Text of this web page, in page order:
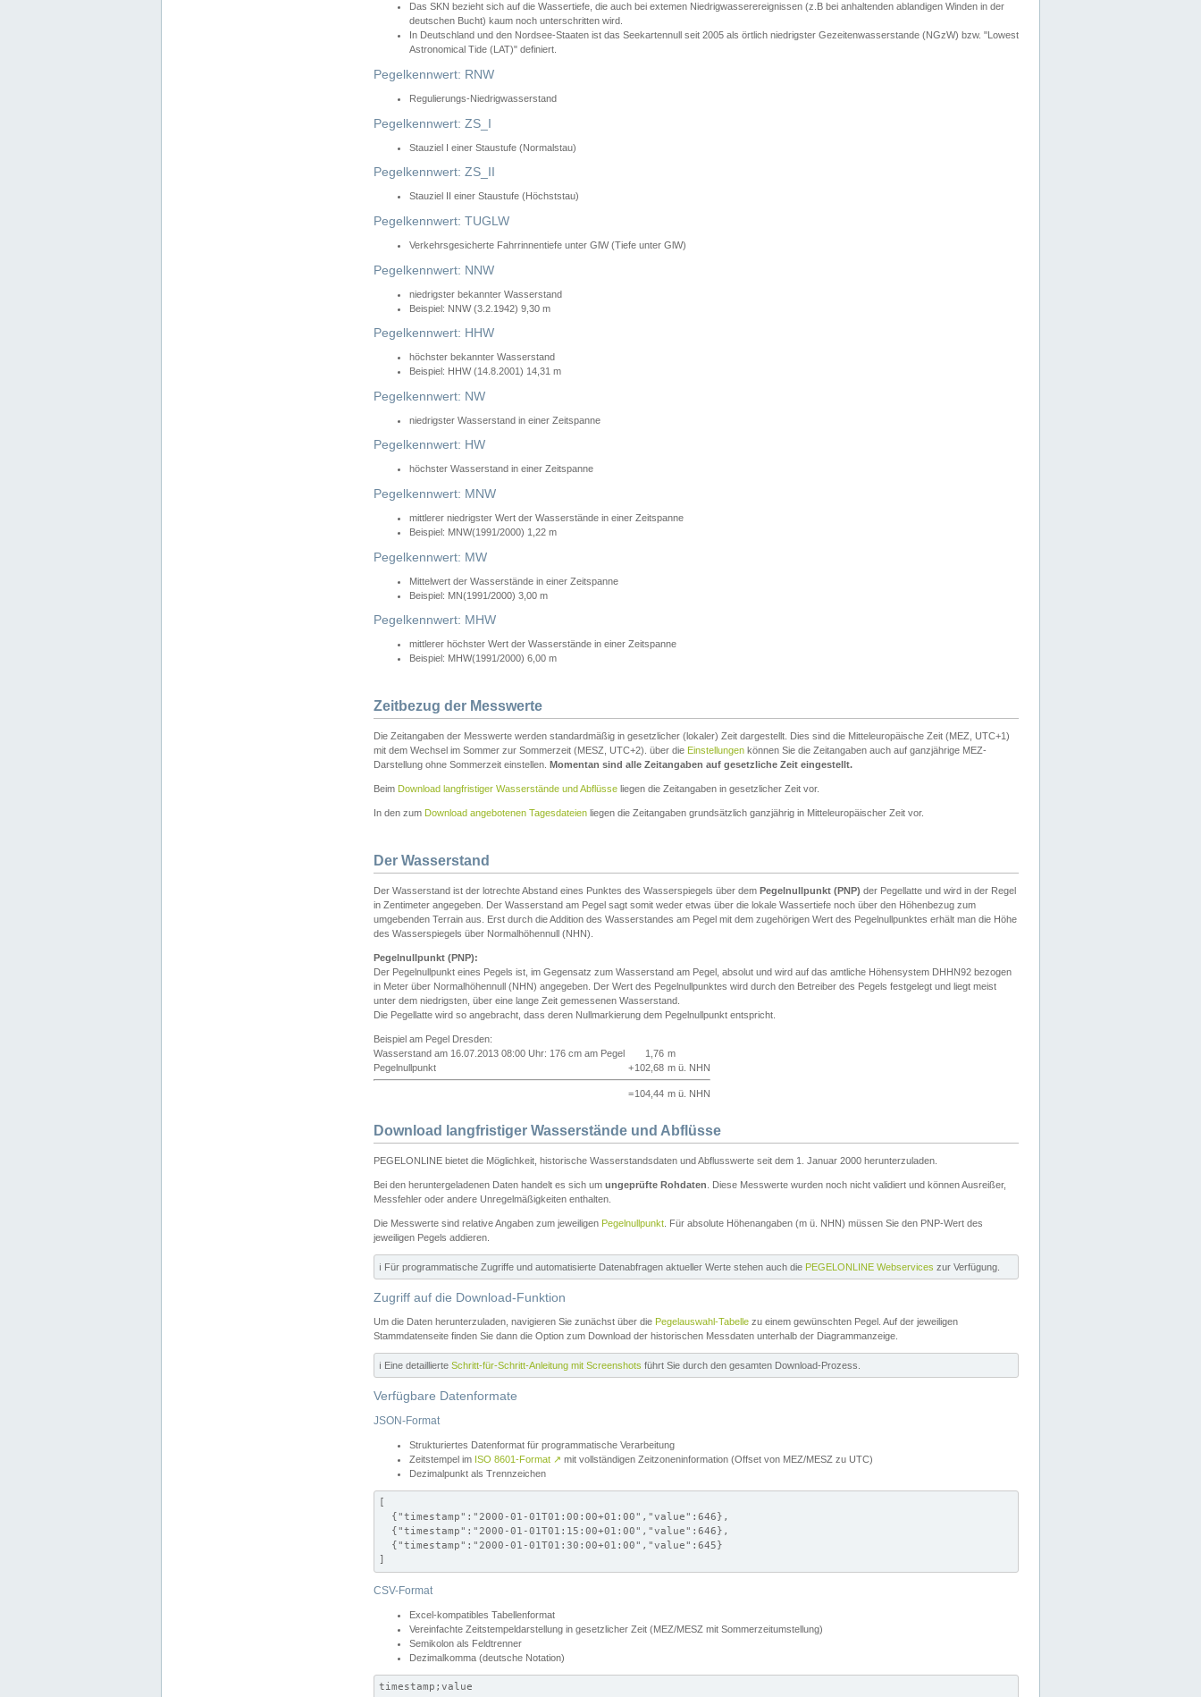
Das SKN bezieht sich auf die Wassertiefe, die auch bei extemen Niedrigwasserereignissen (z.B bei anhaltenden ablandigen Winden in der
deutschen Bucht) kaum noch unterschritten wird.
In Deutschland und den Nordsee-Staaten ist das Seekartennull seit 2005 als örtlich niedrigster Gezeitenwasserstande (NGzW) bzw. "Lowest
Astronomical Tide (LAT)" definiert.
Pegelkennwert: RNW
Regulierungs-Niedrigwasserstand
Pegelkennwert: ZS_I
Stauziel I einer Staustufe (Normalstau)
Pegelkennwert: ZS_II
Stauziel II einer Staustufe (Höchststau)
Pegelkennwert: TUGLW
Verkehrsgesicherte Fahrrinnentiefe unter GlW (Tiefe unter GlW)
Pegelkennwert: NNW
niedrigster bekannter Wasserstand
Beispiel: NNW (3.2.1942) 9,30 m
Pegelkennwert: HHW
höchster bekannter Wasserstand
Beispiel: HHW (14.8.2001) 14,31 m
Pegelkennwert: NW
niedrigster Wasserstand in einer Zeitspanne
Pegelkennwert: HW
höchster Wasserstand in einer Zeitspanne
Pegelkennwert: MNW
mittlerer niedrigster Wert der Wasserstände in einer Zeitspanne
Beispiel: MNW(1991/2000) 1,22 m
Pegelkennwert: MW
Mittelwert der Wasserstände in einer Zeitspanne
Beispiel: MN(1991/2000) 3,00 m
Pegelkennwert: MHW
mittlerer höchster Wert der Wasserstände in einer Zeitspanne
Beispiel: MHW(1991/2000) 6,00 m
Zeitbezug der Messwerte
Die Zeitangaben der Messwerte werden standardmäßig in gesetzlicher (lokaler) Zeit dargestellt. Dies sind die Mitteleuropäische Zeit (MEZ, UTC+1)
mit dem Wechsel im Sommer zur Sommerzeit (MESZ, UTC+2). über die Einstellungen können Sie die Zeitangaben auch auf ganzjährige MEZ-
Darstellung ohne Sommerzeit einstellen. Momentan sind alle Zeitangaben auf gesetzliche Zeit eingestellt.
Beim Download langfristiger Wasserstände und Abflüsse liegen die Zeitangaben in gesetzlicher Zeit vor.
In den zum Download angebotenen Tagesdateien liegen die Zeitangaben grundsätzlich ganzjährig in Mitteleuropäischer Zeit vor.
Der Wasserstand
Der Wasserstand ist der lotrechte Abstand eines Punktes des Wasserspiegels über dem Pegelnullpunkt (PNP) der Pegellatte und wird in der Regel
in Zentimeter angegeben. Der Wasserstand am Pegel sagt somit weder etwas über die lokale Wassertiefe noch über den Höhenbezug zum
umgebenden Terrain aus. Erst durch die Addition des Wasserstandes am Pegel mit dem zugehörigen Wert des Pegelnullpunktes erhält man die Höhe
des Wasserspiegels über Normalhöhennull (NHN).
Pegelnullpunkt (PNP):
Der Pegelnullpunkt eines Pegels ist, im Gegensatz zum Wasserstand am Pegel, absolut und wird auf das amtliche Höhensystem DHHN92 bezogen
in Meter über Normalhöhennull (NHN) angegeben. Der Wert des Pegelnullpunktes wird durch den Betreiber des Pegels festgelegt und liegt meist
unter dem niedrigsten, über eine lange Zeit gemessenen Wasserstand.
Die Pegellatte wird so angebracht, dass deren Nullmarkierung dem Pegelnullpunkt entspricht.
Beispiel am Pegel Dresden:
Wasserstand am 16.07.2013 08:00 Uhr: 176 cm am Pegel
1,76 m
Pegelnullpunkt
+102,68 m ü. NHN
=104,44 m ü. NHN
Download langfristiger Wasserstände und Abflüsse
PEGELONLINE bietet die Möglichkeit, historische Wasserstandsdaten und Abflusswerte seit dem 1. Januar 2000 herunterzuladen.
Bei den heruntergeladenen Daten handelt es sich um ungeprüfte Rohdaten . Diese Messwerte wurden noch nicht validiert und können Ausreißer,
Messfehler oder andere Unregelmäßigkeiten enthalten.
Die Messwerte sind relative Angaben zum jeweiligen Pegelnullpunkt . Für absolute Höhenangaben (m ü. NHN) müssen Sie den PNP-Wert des
jeweiligen Pegels addieren.
ℹ️ Für programmatische Zugriffe und automatisierte Datenabfragen aktueller Werte stehen auch die PEGELONLINE Webservices zur Verfügung.
Zugriff auf die Download-Funktion
Um die Daten herunterzuladen, navigieren Sie zunächst über die Pegelauswahl-Tabelle zu einem gewünschten Pegel. Auf der jeweiligen
Stammdatenseite finden Sie dann die Option zum Download der historischen Messdaten unterhalb der Diagrammanzeige.
ℹ️ Eine detaillierte Schritt-für-Schritt-Anleitung mit Screenshots führt Sie durch den gesamten Download-Prozess.
Verfügbare Datenformate
JSON-Format
Strukturiertes Datenformat für programmatische Verarbeitung
Zeitstempel im ISO 8601-Format ↗ mit vollständigen Zeitzoneninformation (Offset von MEZ/MESZ zu UTC)
Dezimalpunkt als Trennzeichen
[
  {"timestamp":"2000-01-01T01:00:00+01:00","value":646},
  {"timestamp":"2000-01-01T01:15:00+01:00","value":646},
  {"timestamp":"2000-01-01T01:30:00+01:00","value":645}
]
CSV-Format
Excel-kompatibles Tabellenformat
Vereinfachte Zeitstempeldarstellung in gesetzlicher Zeit (MEZ/MESZ mit Sommerzeitumstellung)
Semikolon als Feldtrenner
Dezimalkomma (deutsche Notation)
timestamp;value